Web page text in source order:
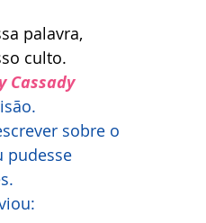
palavra,
culto.
Cassady
sobre o
pudesse